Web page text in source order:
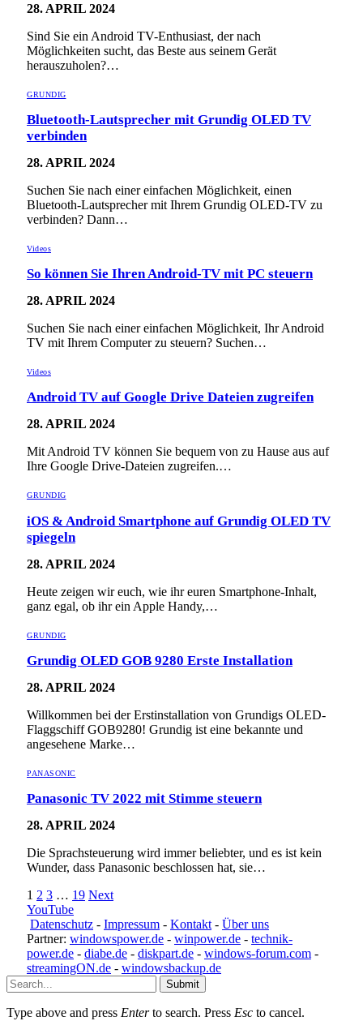
28. APRIL 2024
Sind Sie ein Android TV-Enthusiast, der nach
Möglichkeiten sucht, das Beste aus seinem Gerät
herauszuholen?…
GRUNDIG
Bluetooth-Lautsprecher mit Grundig OLED TV
verbinden
28. APRIL 2024
Suchen Sie nach einer einfachen Möglichkeit, einen
Bluetooth-Lautsprecher mit Ihrem Grundig OLED-TV zu
verbinden? Dann…
Videos
So können Sie Ihren Android-TV mit PC steuern
28. APRIL 2024
Suchen Sie nach einer einfachen Möglichkeit, Ihr Android
TV mit Ihrem Computer zu steuern? Suchen…
Videos
Android TV auf Google Drive Dateien zugreifen
28. APRIL 2024
Mit Android TV können Sie bequem von zu Hause aus auf
Ihre Google Drive-Dateien zugreifen.…
GRUNDIG
iOS & Android Smartphone auf Grundig OLED TV
spiegeln
28. APRIL 2024
Heute zeigen wir euch, wie ihr euren Smartphone-Inhalt,
ganz egal, ob ihr ein Apple Handy,…
GRUNDIG
Grundig OLED GOB 9280 Erste Installation
28. APRIL 2024
Willkommen bei der Erstinstallation von Grundigs OLED-
Flaggschiff GOB9280! Grundig ist eine bekannte und
angesehene Marke…
PANASONIC
Panasonic TV 2022 mit Stimme steuern
28. APRIL 2024
Die Sprachsteuerung wird immer beliebter, und es ist kein
Wunder, dass Panasonic beschlossen hat, sie…
1 2 3 … 19 Next
YouTube
Datenschutz - Impressum - Kontakt - Über uns
Partner: windowspower.de - winpower.de - technik-
power.de - diabe.de - diskpart.de - windows-forum.com -
streamingON.de - windowsbackup.de
Submit
Type above and press Enterto search. Press Esc to cancel.